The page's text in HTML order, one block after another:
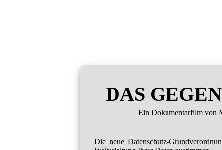
DAS
Ein Dokumentarfilm von
Die neue Datenschutz-